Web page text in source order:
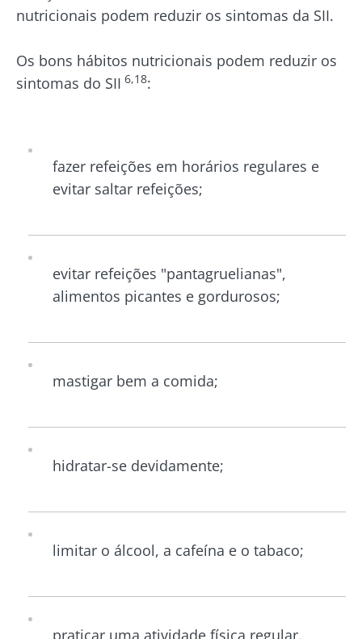
nutricionais podem reduzir os sintomas da SII.
Os bons hábitos nutricionais podem reduzir os
sintomas do SII 6,18:
fazer refeições em horários regulares e
evitar saltar refeições;
evitar refeições "pantagruelianas",
alimentos picantes e gordurosos;
mastigar bem a comida;
hidratar-se devidamente;
limitar o álcool, a cafeína e o tabaco;
praticar uma atividade física regular.